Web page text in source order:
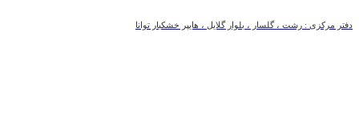
دفتر مرکزی : رشت ، گلسار ، بلوار گلایل ، هایپر خشکبار توانا